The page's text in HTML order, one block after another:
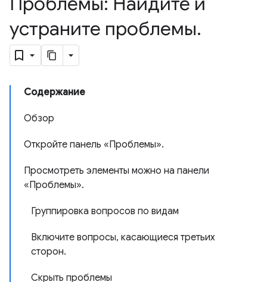
устраните проблемы.
Содержание
Обзор
Откройте панель «Проблемы».
Просмотреть элементы можно на панели
«Проблемы».
Группировка вопросов по видам
Включите вопросы, касающиеся третьих
сторон.
Скрыть проблемы